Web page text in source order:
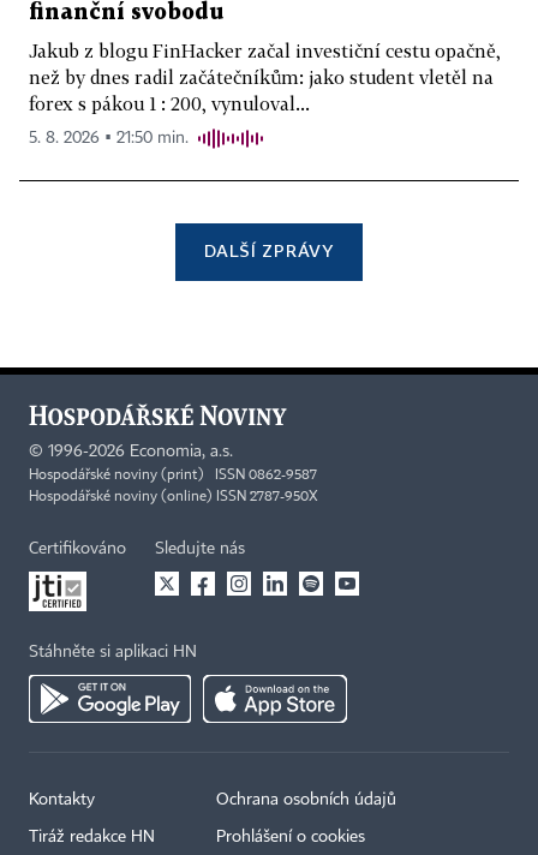
finanční svobodu
Jakub z blogu FinHacker začal investiční cestu opačně,
než by dnes radil začátečníkům: jako student vletěl na
forex s pákou 1 : 200, vynuloval...
5. 8. 2026 ▪ 21:50 min.
DALŠÍ ZPRÁVY
© 1996-2026 Economia, a.s.
Hospodářské noviny (print) ISSN 0862-9587
Hospodářské noviny (online) ISSN 2787-950X
Certifikováno Sledujte nás
Stáhněte si aplikaci HN
Kontakty
Tiráž redakce HN
Ochrana osobních údajů
Prohlášení o cookies